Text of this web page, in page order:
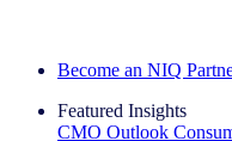
Become an NIQ
Featured Insights
CMO Outlook